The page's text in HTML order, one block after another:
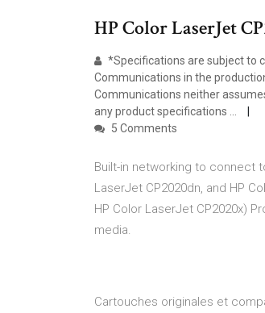
HP Color LaserJet
*Specifications are subject to
Communications in the
Communications neither
any product specifications ...
5 Comments
Built-in networking to connect
LaserJet CP2020dn, and HP
HP Color LaserJet CP2020x)
media.
Cartouches originales et